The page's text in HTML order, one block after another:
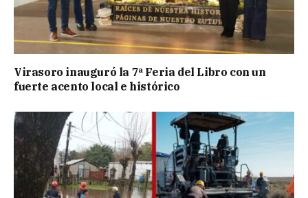
Virasoro inauguró la 7ª Feria del Libro con un
fuerte acento local e histórico